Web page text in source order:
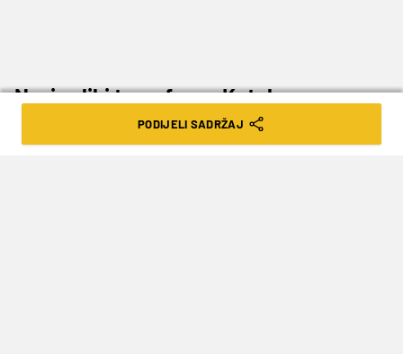
Novi veliki transfer za Katalonce.
Drugi najskuplji tinejdžer na svijetu - Englez
PODIJELI SADRŽAJ